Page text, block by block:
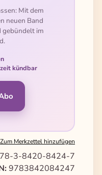
Mit dem
neuen Band
gebündelt im
kündbar
Zum Merkzettel hinzufügen
3-8420-8424-7
9783842084247